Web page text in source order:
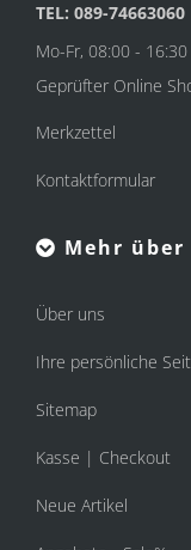
TEL: 089-74663060
Mo-Fr, 08:00 -
Geprüfter Online
Merkzettel
Kontaktformular
Mehr über
Über uns
Ihre persönliche
Sitemap
Kasse | Checkout
Neue Artikel